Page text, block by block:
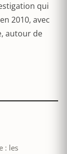
qui
2010, avec
autour de
: les